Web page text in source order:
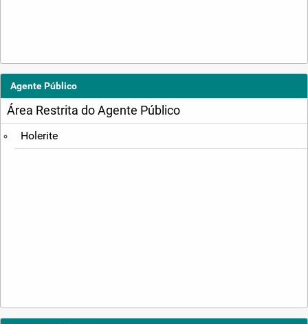
Agente Público
Área Restrita do Agente Público
Holerite